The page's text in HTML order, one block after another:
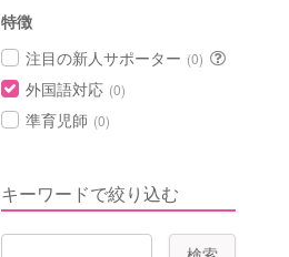
特徴
注目の新人サポーター (0)
外国語対応 (0)
準育児師 (0)
キーワードで絞り込む